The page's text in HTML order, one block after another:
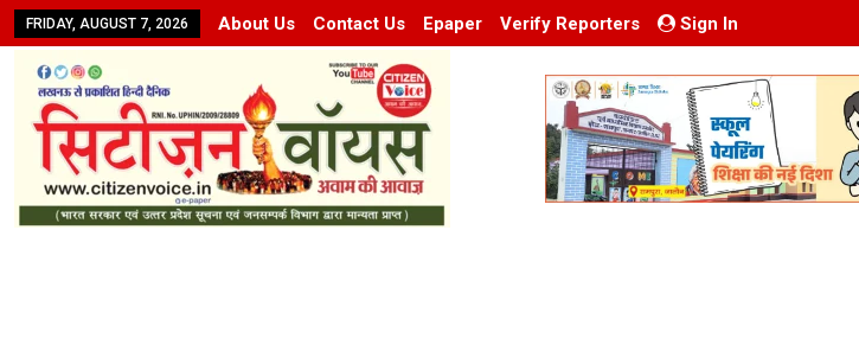
FRIDAY, AUGUST 7, 2026 About Us Contact Us Epaper Verify Reporters Sign In